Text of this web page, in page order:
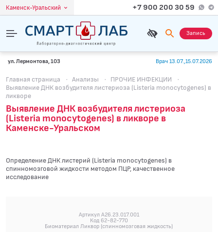
Каменск-Уральский +7 900 200 30 59
Запись
ул. Лермонтова, 103 Врач 13.07.,15.07.2026
Главная страница · Анализы · ПРОЧИЕ ИНФЕКЦИИ
·
Выявление ДНК возбудителя листериоза (Listeria monocytogenes) в
ликворе
Выявление ДНК возбудителя листериоза
(Listeria monocytogenes) в ликворе в
Каменске-Уральском
Определение ДНК листерий (Listeria monocytogenes) в
спинномозговой жидкости методом ПЦР, качественное
исследование
Артикул A26.23.017.001
Код 62-82-770
Биоматериал Ликвор (спинномозговая жидкость)